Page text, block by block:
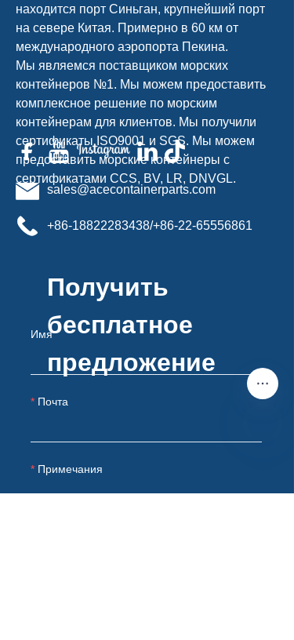
Имя
Почта
Примечания
находится порт Синьган, крупнейший порт
на севере Китая. Примерно в 60 км от
международного аэропорта Пекина.
Мы являемся поставщиком морских
контейнеров №1. Мы можем предоставить
комплексное решение по морским
контейнерам для клиентов. Мы получили
сертификаты ISO9001 и SGS. Мы можем
предоставить морские контейнеры с
сертификатами CCS, BV, LR, DNVGL.
sales@acecontainerparts.com
+86-18822283438/+86-22-65556861
Получить
бесплатное
предложение
RU